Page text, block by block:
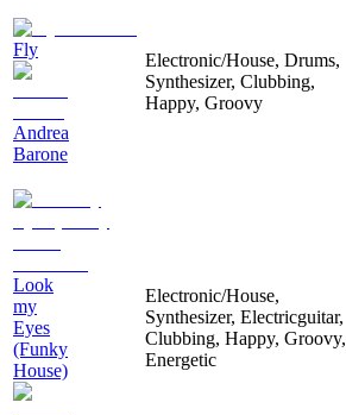
Fly
Andrea
Barone
Electronic/House, Drums,
Synthesizer, Clubbing,
Happy, Groovy
Look
my
Eyes
(Funky
House)
Electronic/House,
Synthesizer, Electricguitar,
Clubbing, Happy, Groovy,
Energetic